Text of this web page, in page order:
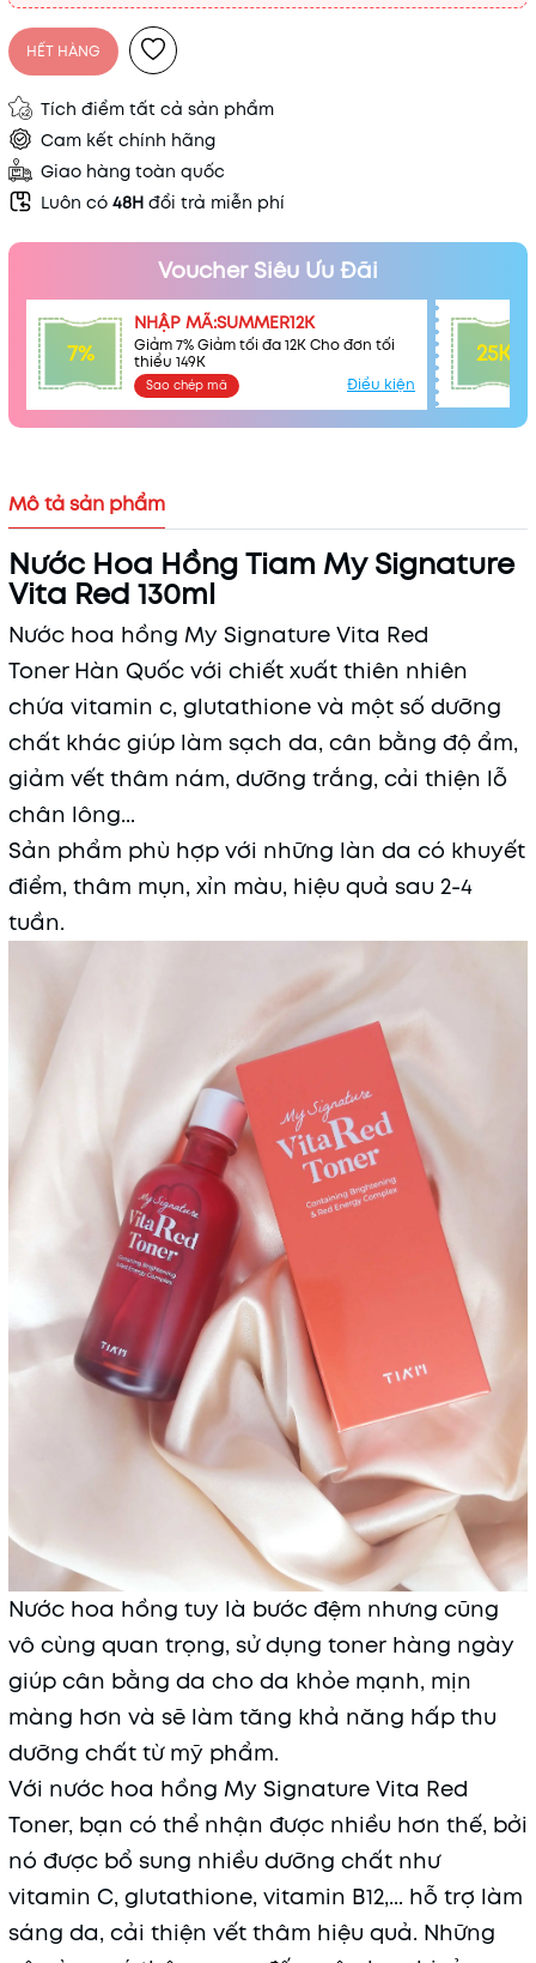
HẾT HÀNG
Tích điểm tất cả sản phẩm
Cam kết chính hãng
Giao hàng toàn quốc
Luôn có 48H đổi trả miễn phí
Voucher Siêu Ưu Đãi
7%
NHẬP MÃ:SUMMER12K
Giảm 7% Giảm tối đa 12K Cho đơn tối
thiểu 149K
Sao chép mã Điều kiện
25K
Mã khuyến mãi:
Điều kiện:
Mô tả sản phẩm
Nước Hoa Hồng Tiam My Signature
Vita Red 130ml
Nước hoa hồng My Signature Vita Red
Toner Hàn Quốc với chiết xuất thiên nhiên
chứa vitamin c, glutathione và một số dưỡng
chất khác giúp làm sạch da, cân bằng độ ẩm,
giảm vết thâm nám, dưỡng trắng, cải thiện lỗ
chân lông...
Sản phẩm phù hợp với những làn da có khuyết
điểm, thâm mụn, xỉn màu, hiệu quả sau 2-4
tuần.
Nước hoa hồng tuy là bước đệm nhưng cũng
vô cùng quan trọng, sử dụng toner hàng ngày
giúp cân bằng da cho da khỏe mạnh, mịn
màng hơn và sẽ làm tăng khả năng hấp thu
dưỡng chất từ mỹ phẩm.
Với nước hoa hồng My Signature Vita Red
Toner, bạn có thể nhận được nhiều hơn thế, bởi
nó được bổ sung nhiều dưỡng chất như
vitamin C, glutathione, vitamin B12,... hỗ trợ làm
sáng da, cải thiện vết thâm hiệu quả. Những